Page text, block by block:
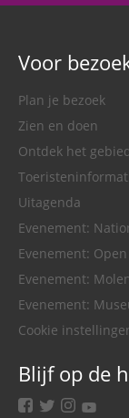
Voor
Plan je bezoek
Zien en doen
Ontdek het gebied
Uitagenda
Evenement:
Evenement:
Evenement:
Evenement:
Cookie
Blijf op de
facebook
twitterinstagram
youtube